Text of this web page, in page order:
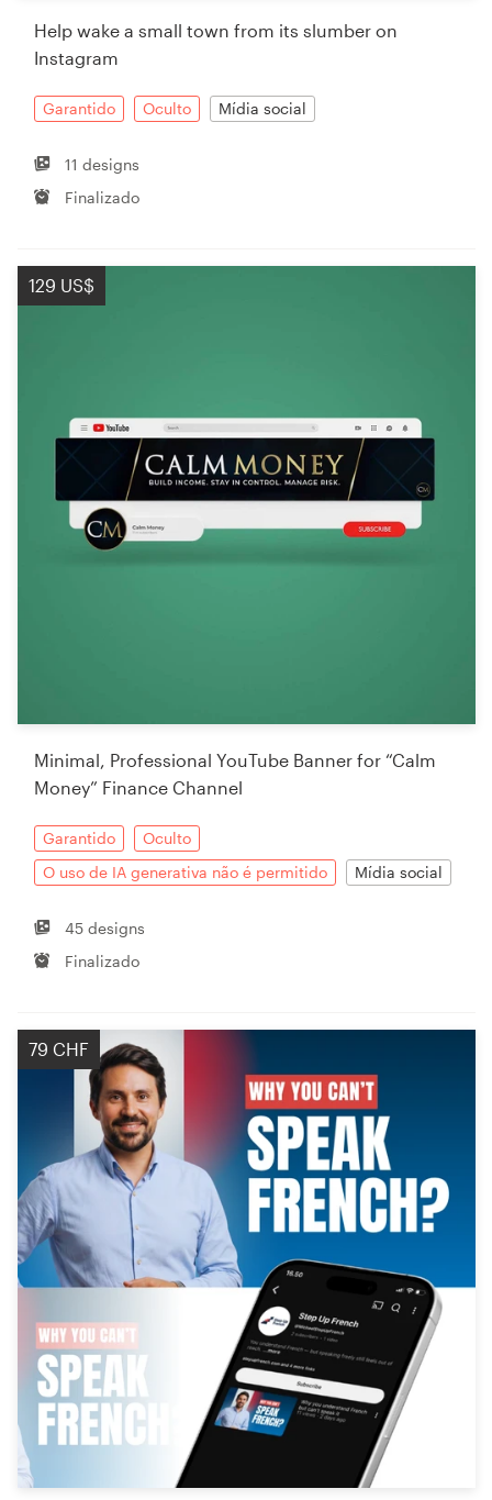
Help wake a small town from its slumber on
Instagram
Garantido Oculto Mídia social
11 designs
Finalizado
129 US$
Minimal, Professional YouTube Banner for “Calm
Money” Finance Channel
Garantido
Oculto
O uso de IA generativa não é permitido
Mídia social
45 designs
Finalizado
79 CHF